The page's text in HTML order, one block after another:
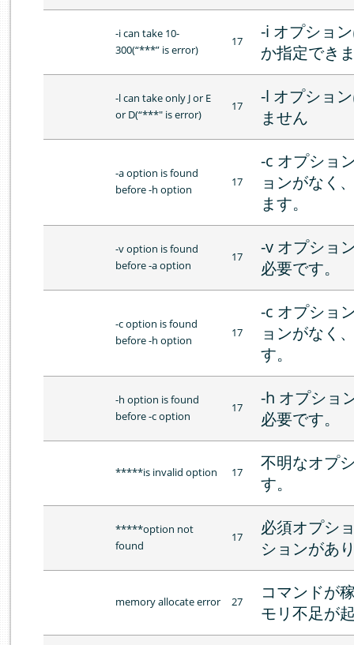
-i can take 10-
300(“***” is error)
17
-i オプショ
か指定でき
-l can take only J or E
or D(“***" is error)
17
-l オプショ
ません
-a option is found
before -h option
17
-c オプショ
ョンがなく
ます。
-v option is found
before -a option
17
-v オプショ
必要です。
-c option is found
before -h option
17
-c オプショ
ョンがなく
す。
-h option is found
before -c option
17
-h オプショ
必要です。
*****is invalid option 17
不明なオプ
す。
*****option not
found
17
必須オプシ
ションがあ
memory allocate error 27
コマンドが
モリ不足が